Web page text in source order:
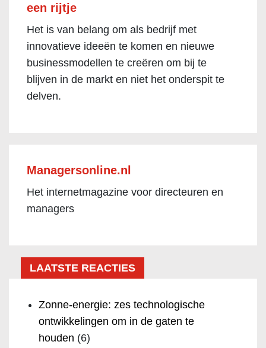
een rijtje
Het is van belang om als bedrijf met
innovatieve ideeën te komen en nieuwe
businessmodellen te creëren om bij te
blijven in de markt en niet het onderspit te
delven.
Managersonline.nl
Het internetmagazine voor directeuren en
managers
LAATSTE REACTIES
Zonne-energie: zes technologische
ontwikkelingen om in de gaten te
houden (6)